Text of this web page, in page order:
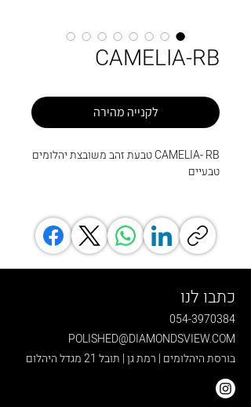
CAMELIA-RB
לקנייה מהירה
CAMELIA- RB טבעת זהב משובצת יהלומים
טבעיים
כתבו לנו
054-3970384
POLISHED@DIAMONDSVIEW.COM
בורסת היהלומים | רמת גן | תובל 21 מגדל היהלום